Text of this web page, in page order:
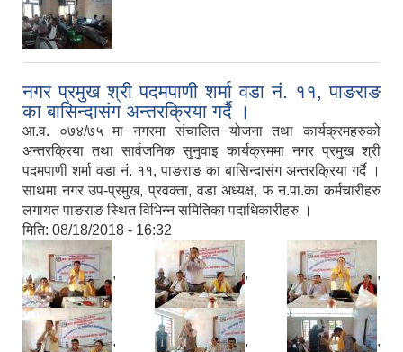
नगर प्रमुख श्री पदमपाणी शर्मा वडा नं. ११, पाङराङ
का बासिन्दासंग अन्तरक्रिया गर्दै ।
आ.व. ०७४/७५ मा नगरमा संचालित योजना तथा कार्यक्रमहरुको
अन्तरक्रिया तथा सार्वजनिक सुनुवाइ कार्यक्रममा नगर प्रमुख श्री
पदमपाणी शर्मा वडा नं. ११, पाङराङ का बासिन्दासंग अन्तरक्रिया गर्दै ।
साथमा नगर उप-प्रमुख, प्रवक्ता, वडा अध्यक्ष, फ न.पा.का कर्मचारीहरु
लगायत पाङराङ स्थित विभिन्न समितिका पदाधिकारीहरु ।
मिति: 08/18/2018 - 16:32
, , ,
, , ,